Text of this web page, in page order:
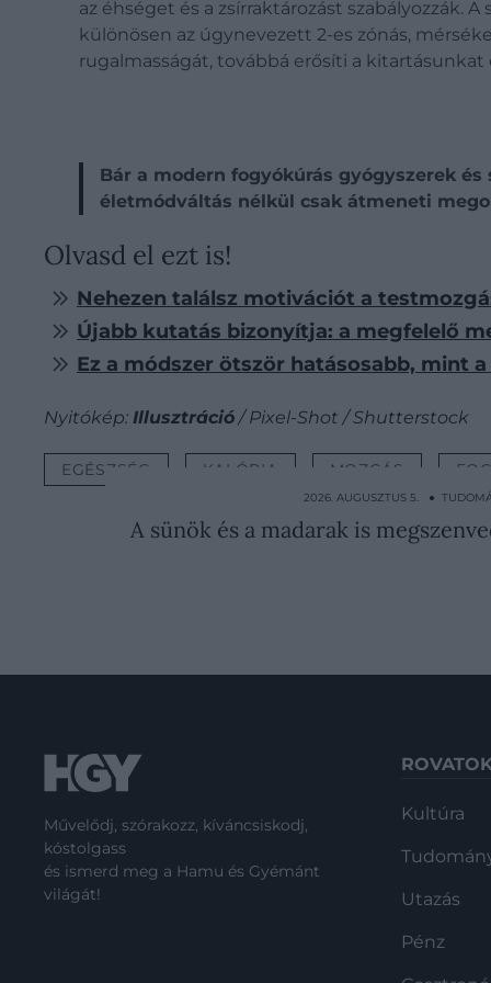
az éhséget és a zsírraktározást szabályozzák.
különösen az úgynevezett 2-es zónás,
rugalmasságát, továbbá erősíti a
Bár a modern fogyókúrás gyógyszerek
életmódváltás nélkül csak átmeneti
Olvasd el ezt is!
Nehezen találsz motivációt a
Újabb kutatás bizonyítja: a megfelelő
Ez a módszer ötször hatásosabb, mint
Nyitókép: Illusztráció / Pixel-Shot / Shutterstock
EGÉSZSÉG KALÓRIA MOZGÁS
2026. AUGUSZTUS 5. ●
A sünök és a madarak is
Művelődj, szórakozz, kíváncsiskodj,
kóstolgass
és ismerd meg a Hamu és Gyémánt
világát!
ROVATOK
Kultúra
Utazás
Pénz